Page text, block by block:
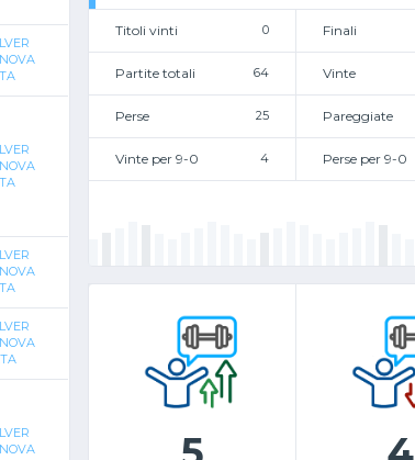
Titoli vinti 0 Finali
Partite totali 64 Vinte
Perse 25 Pareggiate
Vinte per 9-0 4 Perse per 9-0